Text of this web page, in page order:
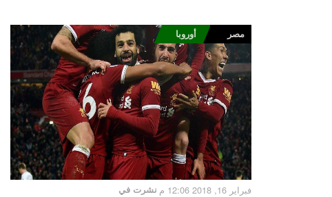
مصر أوروبا
نشرت في فبراير 16, 2018 12:06 م